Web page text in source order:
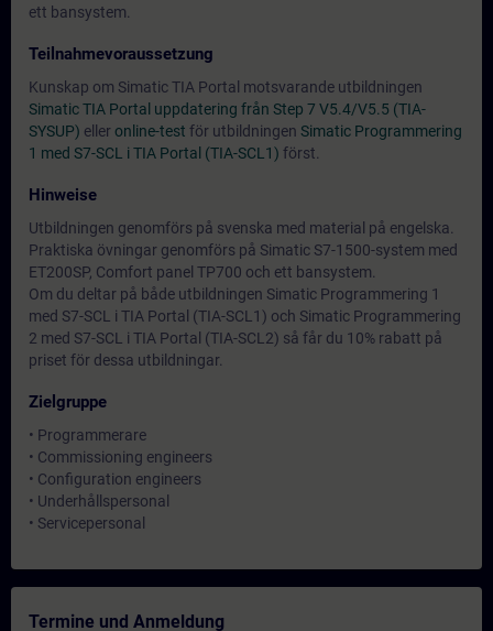
ett bansystem.
Teilnahmevoraussetzung
Kunskap om Simatic TIA Portal motsvarande utbildningen
Simatic TIA Portal uppdatering från Step 7 V5.4/V5.5 (TIA-
SYSUP) elleronline-test för utbildningen Simatic Programmering
1 med S7-SCL i TIA Portal (TIA-SCL1) först.
Hinweise
Utbildningen genomförs på svenska med material på engelska.
Praktiska övningar genomförs på Simatic S7-1500-system med
ET200SP, Comfort panel TP700 och ett bansystem.
Om du deltar på både utbildningen Simatic Programmering 1
med S7-SCL i TIA Portal (TIA-SCL1) och Simatic Programmering
2 med S7-SCL i TIA Portal (TIA-SCL2) så får du 10% rabatt på
priset för dessa utbildningar.
Zielgruppe
• Programmerare
• Commissioning engineers
• Configuration engineers
• Underhållspersonal
• Servicepersonal
Termine und Anmeldung